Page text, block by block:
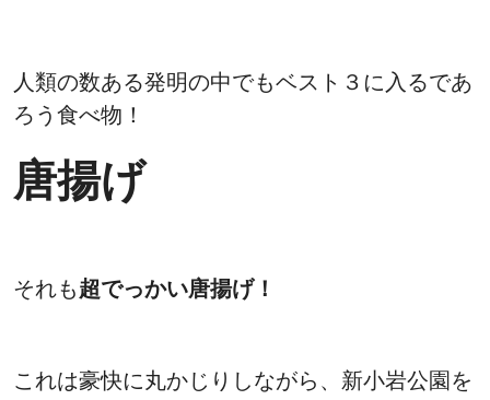
人類の数ある発明の中でもベスト３に入るであ
ろう食べ物！
唐揚げ
それも超でっかい唐揚げ！
これは豪快に丸かじりしながら、新小岩公園を